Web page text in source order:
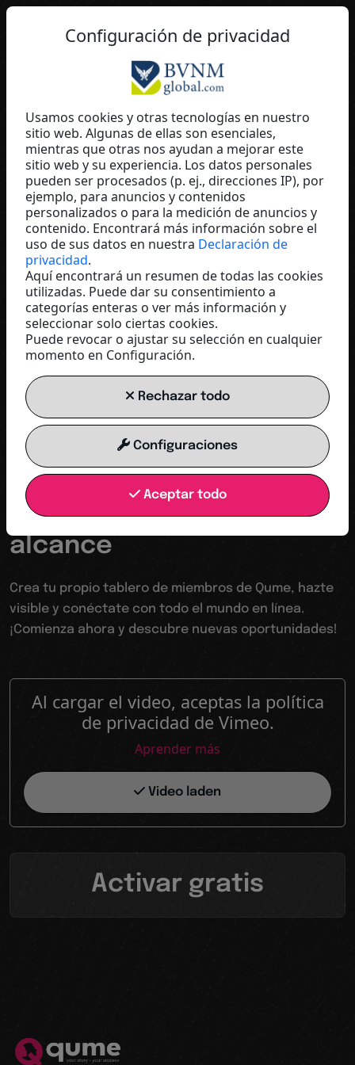
ES
Erwin Koch
Baaboo
Switzerland
GUARDAR CONTACTO
Tu trampolín hacia un mundo digital
Hacerse visible aumentar
alcance
Crea tu propio tablero de miembros de Qume, hazte
visible y conéctate con todo el mundo en línea.
¡Comienza ahora y descubre nuevas oportunidades!
Al cargar el video, aceptas la política
de privacidad de Vimeo.
Aprender más
Video laden
Activar gratis
Configuración de privacidad
Usamos cookies y otras tecnologías en nuestro
sitio web. Algunas de ellas son esenciales,
mientras que otras nos ayudan a mejorar este
sitio web y su experiencia. Los datos personales
pueden ser procesados (p. ej., direcciones IP), por
ejemplo, para anuncios y contenidos
personalizados o para la medición de anuncios y
contenido. Encontrará más información sobre el
uso de sus datos en nuestra Declaración de
privacidad.
Aquí encontrará un resumen de todas las cookies
utilizadas. Puede dar su consentimiento a
categorías enteras o ver más información y
seleccionar solo ciertas cookies.
Puede revocar o ajustar su selección en cualquier
momento en Configuración.
Rechazar todo
Configuraciones
Aceptar todo